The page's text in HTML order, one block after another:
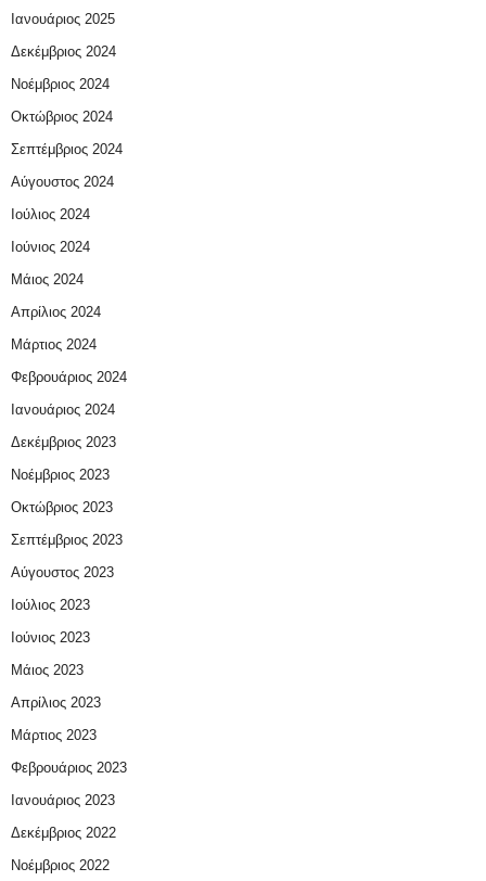
Ιανουάριος 2025
Δεκέμβριος 2024
Νοέμβριος 2024
Οκτώβριος 2024
Σεπτέμβριος 2024
Αύγουστος 2024
Ιούλιος 2024
Ιούνιος 2024
Μάιος 2024
Απρίλιος 2024
Μάρτιος 2024
Φεβρουάριος 2024
Ιανουάριος 2024
Δεκέμβριος 2023
Νοέμβριος 2023
Οκτώβριος 2023
Σεπτέμβριος 2023
Αύγουστος 2023
Ιούλιος 2023
Ιούνιος 2023
Μάιος 2023
Απρίλιος 2023
Μάρτιος 2023
Φεβρουάριος 2023
Ιανουάριος 2023
Δεκέμβριος 2022
Νοέμβριος 2022